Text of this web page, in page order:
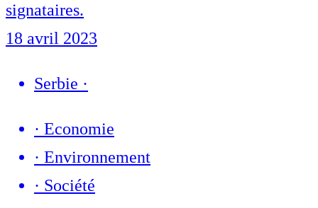
signataires.
18 avril 2023
Serbie ·
· Economie
· Environnement
· Société